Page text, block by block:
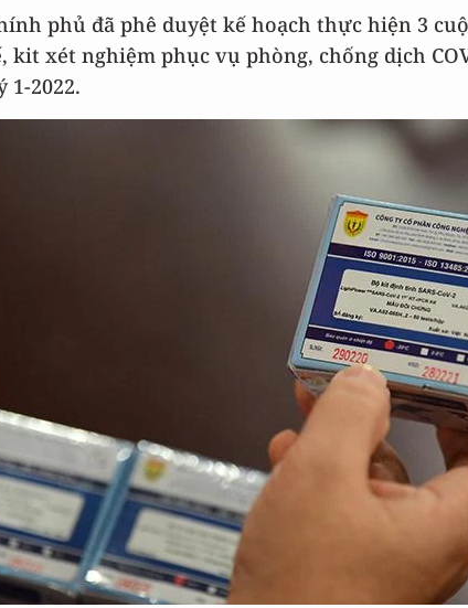
phủ đã phê duyệt kế hoạch thực hiện 3
xét nghiệm phục vụ phòng, chống dịch
1-2022.